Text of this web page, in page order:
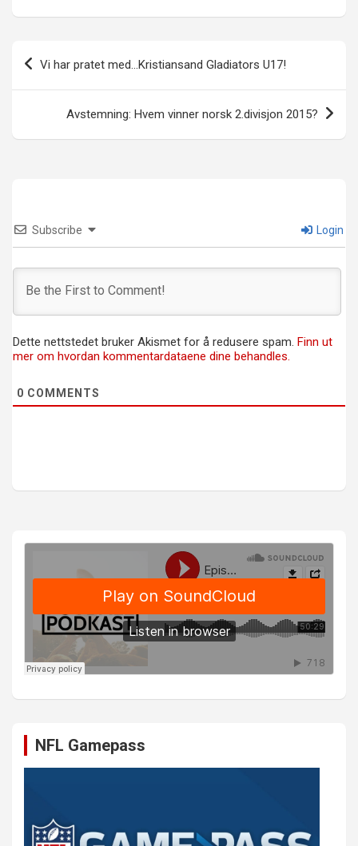
Innleggsnavigasjon
Vi har pratet med…Kristiansand Gladiators U17!
Avstemning: Hvem vinner norsk 2.divisjon 2015?
Subscribe Login
Dette nettstedet bruker Akismet for å redusere spam. Finn ut
mer om hvordan kommentardataene dine behandles.
0 COMMENTS
NFL Gamepass